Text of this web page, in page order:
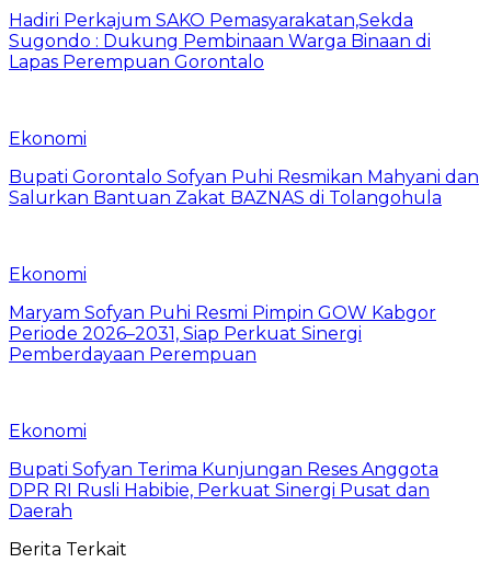
Hadiri Perkajum SAKO Pemasyarakatan,Sekda
Sugondo : Dukung Pembinaan Warga Binaan di
Lapas Perempuan Gorontalo
Ekonomi
Bupati Gorontalo Sofyan Puhi Resmikan Mahyani dan
Salurkan Bantuan Zakat BAZNAS di Tolangohula
Ekonomi
Maryam Sofyan Puhi Resmi Pimpin GOW Kabgor
Periode 2026–2031, Siap Perkuat Sinergi
Pemberdayaan Perempuan
Ekonomi
Bupati Sofyan Terima Kunjungan Reses Anggota
DPR RI Rusli Habibie, Perkuat Sinergi Pusat dan
Daerah
Berita Terkait